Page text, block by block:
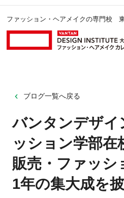
ファッション・ヘアメイクの専門校
ブログ一覧へ戻る
バンタンデザイ
ッション学部在
販売・ファッシ
1年の集大成を披